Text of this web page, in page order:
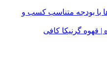
با بودجه متناسب کسب و
| قهوه گرنیکا کافی